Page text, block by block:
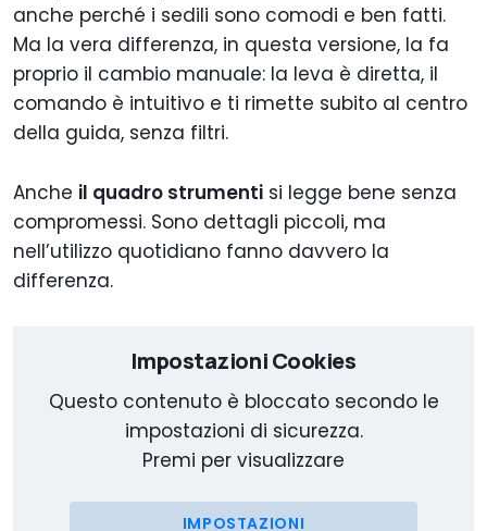
anche perché i sedili sono comodi e ben fatti.
Ma la vera differenza, in questa versione, la fa
proprio il cambio manuale: la leva è diretta, il
comando è intuitivo e ti rimette subito al centro
della guida, senza filtri.
Anche il quadro strumenti si legge bene senza
compromessi. Sono dettagli piccoli, ma
nell’utilizzo quotidiano fanno davvero la
differenza.
Impostazioni Cookies
Questo contenuto è bloccato secondo le
impostazioni di sicurezza.
Premi per visualizzare
IMPOSTAZIONI